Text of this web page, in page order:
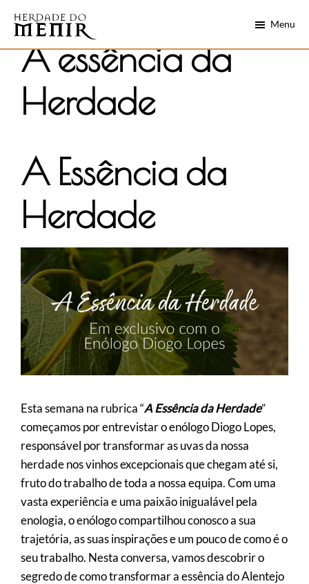
main
content
para
o
rodapé
Herdade
do
Alentejo
numa
garrafa
Menu
A essência da
Herdade
A Essência da
Herdade
Esta semana na rubrica “A Essência da Herdade”
começamos por entrevistar o enólogo Diogo Lopes,
responsável por transformar as uvas da nossa
herdade nos vinhos excepcionais que chegam até si,
fruto do trabalho de toda a nossa equipa. Com uma
vasta experiência e uma paixão inigualável pela
enologia, o enólogo compartilhou conosco a sua
trajetória, as suas inspirações e um pouco de como é o
seu trabalho. Nesta conversa, vamos descobrir o
segredo de como transformar a essência do Alentejo